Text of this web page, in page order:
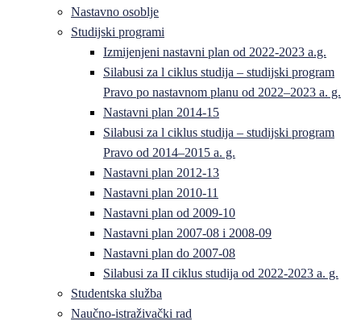
Nastavno osoblje
Studijski programi
Izmijenjeni nastavni plan od 2022-2023 a.g.
Silabusi za l ciklus studija – studijski program
Pravo po nastavnom planu od 2022–2023 a. g.
Nastavni plan 2014-15
Silabusi za l ciklus studija – studijski program
Pravo od 2014–2015 a. g.
Nastavni plan 2012-13
Nastavni plan 2010-11
Nastavni plan od 2009-10
Nastavni plan 2007-08 i 2008-09
Nastavni plan do 2007-08
Silabusi za II ciklus studija od 2022-2023 a. g.
Studentska služba
Naučno-istraživački rad